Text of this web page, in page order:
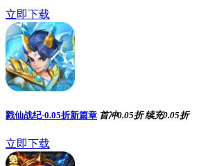
立即下载
戮仙战纪-0.05折新篇章 首冲0.05折 续充0.05折
立即下载